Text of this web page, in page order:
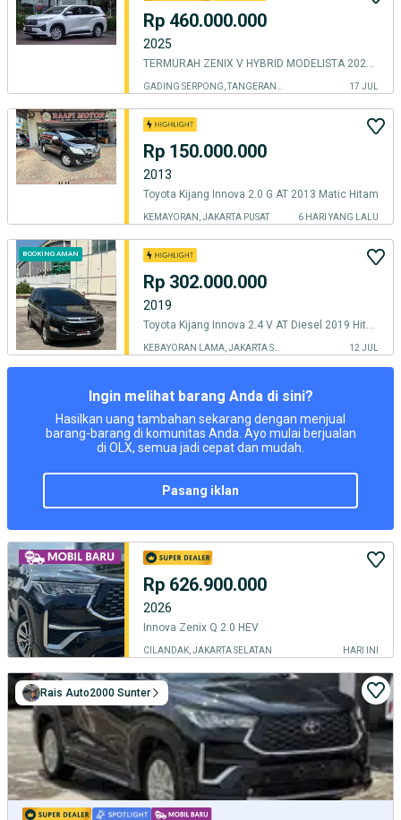
Rp 460.000.000
2025
TERMURAH ZENIX V HYBRID MODELISTA 2025 RSE
17 JUL
Rp 150.000.000
2013
Toyota Kijang Innova 2.0 G AT 2013 Matic Hitam
KEMAYORAN, JAKARTA PUSAT 6 HARI YANG LALU
BOOKING AMAN
Rp 302.000.000
2019
Toyota Kijang Innova 2.4 V AT Diesel 2019 Hitam Kilometer 98rb
12 JUL
Ingin melihat barang Anda di sini?
Hasilkan uang tambahan sekarang dengan menjual
barang-barang di komunitas Anda. Ayo mulai berjualan
di OLX, semua jadi cepat dan mudah.
pasang iklan
Rp 626.900.000
2026
Innova Zenix Q 2.0 HEV
CILANDAK, JAKARTA SELATAN HARI INI
Rais Auto2000 Sunter